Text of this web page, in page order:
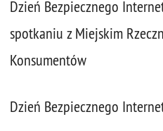
Dzień Bezpiecznego
spotkaniu z Miejskim
Konsumentów
Dzień Bezpiecznego